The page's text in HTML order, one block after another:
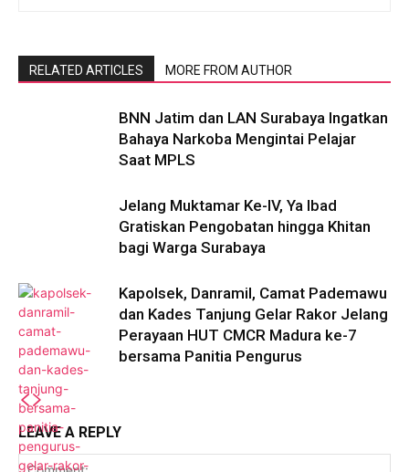
RELATED ARTICLES MORE FROM AUTHOR
BNN Jatim dan LAN Surabaya Ingatkan
Bahaya Narkoba Mengintai Pelajar
Saat MPLS
Jelang Muktamar Ke-IV, Ya Ibad
Gratiskan Pengobatan hingga Khitan
bagi Warga Surabaya
Kapolsek, Danramil, Camat Pademawu
dan Kades Tanjung Gelar Rakor Jelang
Perayaan HUT CMCR Madura ke-7
bersama Panitia Pengurus
LEAVE A REPLY